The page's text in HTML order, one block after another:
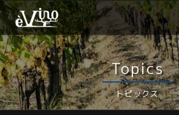
Topics
トピックス